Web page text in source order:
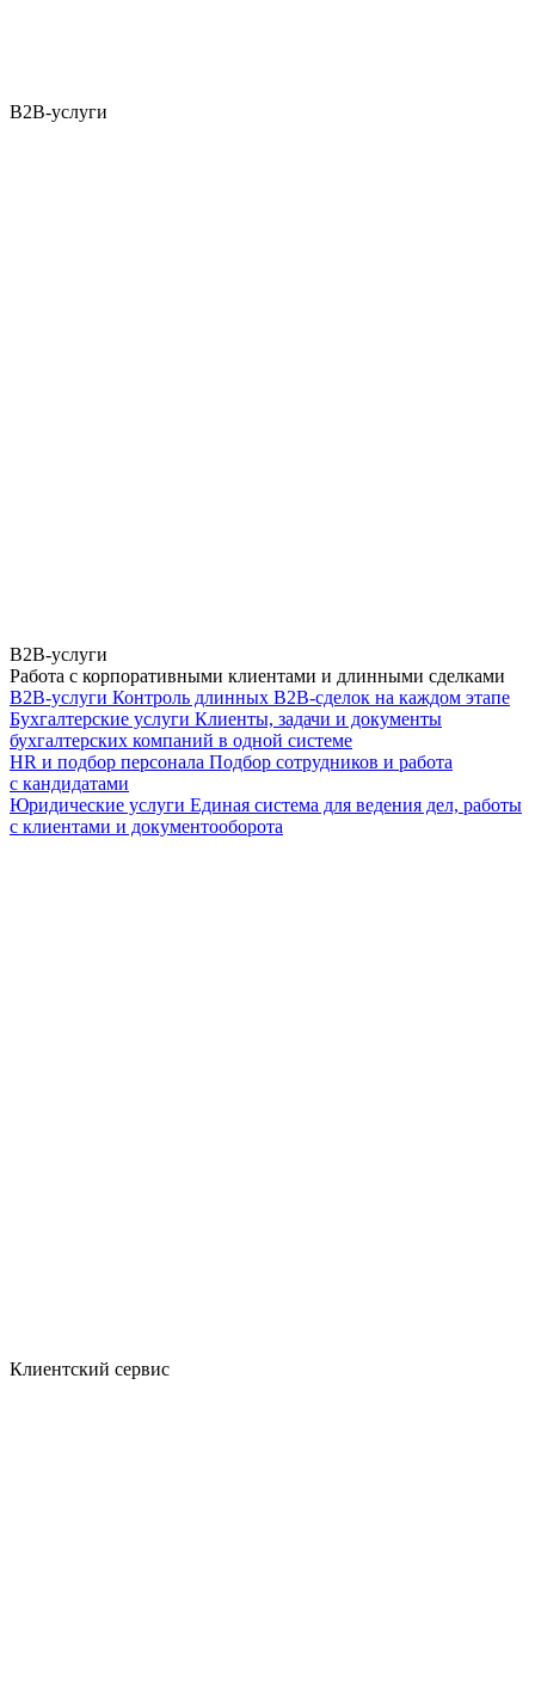
B2B-услуги
B2B-услуги
Работа с корпоративными клиентами и длинными сделками
B2B-услуги Контроль длинных B2B-сделок на каждом этапе
Бухгалтерские услуги Клиенты, задачи и документы
бухгалтерских компаний в одной системе
HR и подбор персонала Подбор сотрудников и работа
с кандидатами
Юридические услуги Единая система для ведения дел, работы
с клиентами и документооборота
Клиентский сервис